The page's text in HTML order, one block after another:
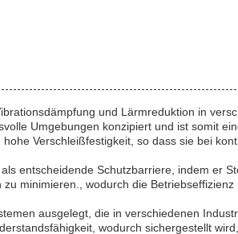
und Lärmreduktion in
Umgebungen konzipiert und ist somit
Verschleißfestigkeit, so dass sie bei
entscheidende Schutzbarriere, indem er
minimieren., wodurch die
ausgelegt, die in verschiedenen
wodurch sichergestellt